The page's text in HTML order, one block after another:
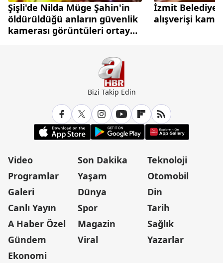
Şişli'de Nilda Müge Şahin'in
öldürüldüğü anların güvenlik
kamerası görüntüleri ortaya
İzmit
alışverişi
Bizi Takip Edin
Video
Programlar
Galeri
Canlı Yayın
A Haber Özel
Gündem
Ekonomi
Son Dakika
Yaşam
Dünya
Spor
Magazin
Viral
Teknoloji
Otomobil
Din
Tarih
Sağlık
Yazarlar